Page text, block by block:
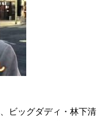
ビッグダディ・林下清